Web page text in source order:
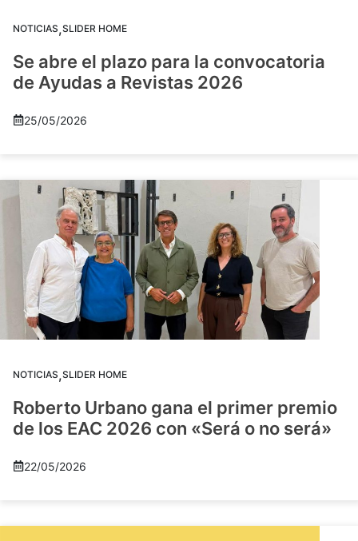
NOTICIAS,SLIDER HOME
Se abre el plazo para la convocatoria
de Ayudas a Revistas 2026
25/05/2026
NOTICIAS,SLIDER HOME
Roberto Urbano gana el primer premio
de los EAC 2026 con «Será o no será»
22/05/2026